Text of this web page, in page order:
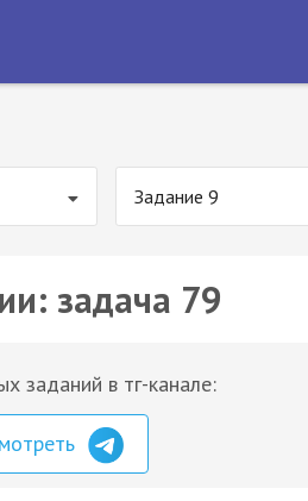
Задание 9
задача 79
заданий в тг-канале: